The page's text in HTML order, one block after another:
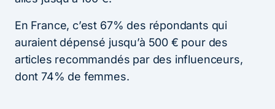
En France, c’est 67% des répondants qui
auraient dépensé jusqu’à 500 € pour des
articles recommandés par des influenceurs,
dont 74% de femmes.